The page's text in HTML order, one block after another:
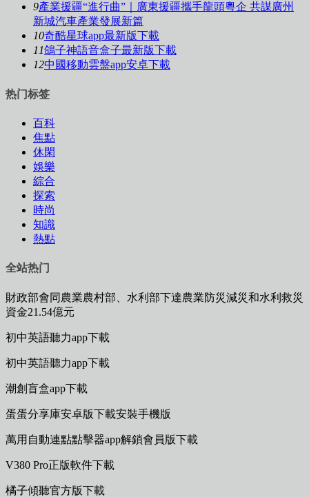
9產業援疆“進行曲”｜廣東援疆攜手龍頭粵企 共謀廣州
新城汽車產業發展新篇
10奇酷星球app最新版下載
11鴿子神語音盒子最新版下載
12中國移動雲盤app安卓下載
热门标签
百科
焦點
休閑
娛樂
綜合
探索
時尚
知識
熱點
全站热门
財政部會同農業農村部、水利部下達農業防災減災和水利救災
資金21.54億元
初中英語聽力app下載
初中英語聽力app下載
潮創盲盒app下載
蛋蛋分享庫安卓版下載安裝手機版
萬用自動連點點擊器app解鎖會員版下載
V380 Pro正版軟件下載
橘子傾聽官方版下載